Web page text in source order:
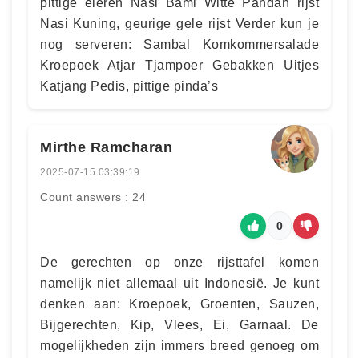
pittige eieren Nasi Bami Witte Pandan rijst
Nasi Kuning, geurige gele rijst Verder kun je
nog serveren: Sambal Komkommersalade
Kroepoek Atjar Tjampoer Gebakken Uitjes
Katjang Pedis, pittige pinda’s
Mirthe Ramcharan
2025-07-15 03:39:19
Count answers : 24
0
De gerechten op onze rijsttafel komen
namelijk niet allemaal uit Indonesië. Je kunt
denken aan: Kroepoek, Groenten, Sauzen,
Bijgerechten, Kip, Vlees, Ei, Garnaal. De
mogelijkheden zijn immers breed genoeg om